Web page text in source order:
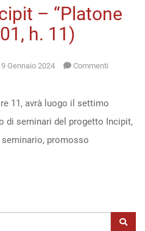
– “Platone
h. 11)
Gennaio 2024 Commenti
11, avrà luogo il settimo
di seminari del progetto Incipit,
promosso